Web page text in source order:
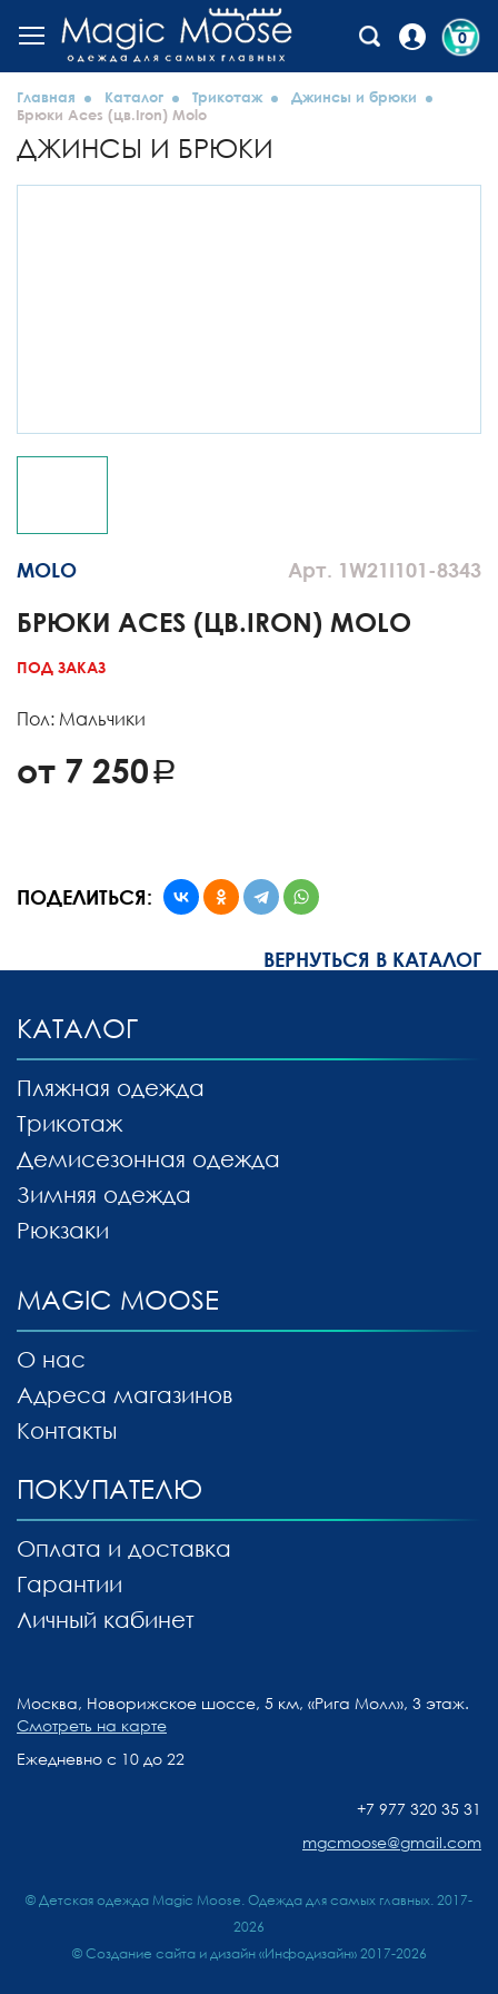
0
Главная Каталог Трикотаж
Джинсы и брюки
Брюки Aces (цв.Iron) Molo
ДЖИНСЫ И БРЮКИ
Арт. 1W21I101-8343
MOLO
БРЮКИ ACES (ЦВ.IRON) MOLO
ПОД ЗАКАЗ
Пол: Мальчики
от 7 250
ПОДЕЛИТЬСЯ:
ВЕРНУТЬСЯ В КАТАЛОГ
MAGIC MOOSE
О нас
Адреса магазинов
Контакты
КАТАЛОГ
Пляжная одежда
Трикотаж
Демисезонная одежда
Зимняя одежда
Рюкзаки
ПОКУПАТЕЛЮ
Оплата и доставка
Гарантии
Личный кабинет
Москва, Новорижское шоссе, 5 км, «Рига Молл», 3 этаж.
Смотреть на карте
Ежедневно с 10 до 22
+7 977 320 35 31
mgcmoose@gmail.com
© Детская одежда Magic Moose. Одежда для самых главных. 2017-
2026
© Создание сайта и дизайн «Инфодизайн»2017-2026